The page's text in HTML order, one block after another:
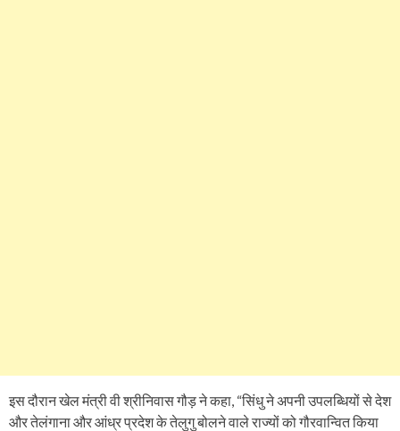
इस दौरान खेल मंत्री वी श्रीनिवास गौड़ ने कहा, “सिंधु ने अपनी उपलब्धियों से देश
और तेलंगाना और आंध्र प्रदेश के तेलुगु बोलने वाले राज्यों को गौरवान्वित किया